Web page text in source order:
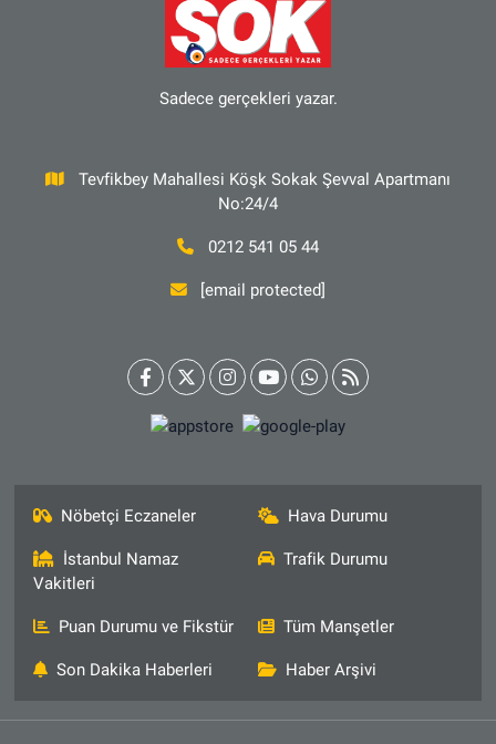
Sadece gerçekleri yazar.
Tevfikbey Mahallesi Köşk Sokak Şevval Apartmanı
No:24/4
0212 541 05 44
[email protected]
Nöbetçi Eczaneler Hava Durumu
İstanbul Namaz
Vakitleri
Trafik Durumu
Puan Durumu ve Fikstür Tüm Manşetler
Son Dakika Haberleri Haber Arşivi